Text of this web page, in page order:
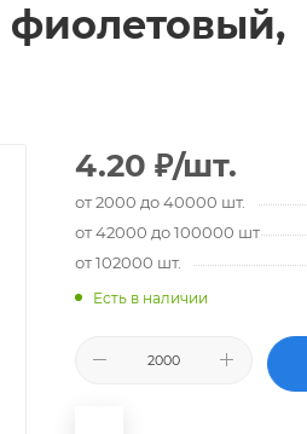
фиолетовый,
4.20 ₽/шт.
от 2000 до 40000 шт.
от 42000 до 100000 шт.
от 102000 шт.
Есть в наличии